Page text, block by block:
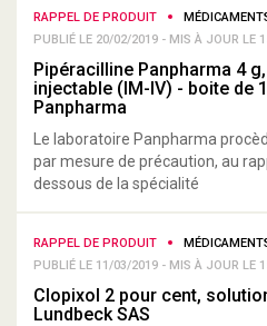
RAPPEL DE PRODUIT
PUBLIÉ LE 20/02/2019 - MIS À JOUR LE
Pipéracilline Panpharma 4
injectable (IM-IV) - boite de
Panpharma
Le laboratoire Panpharma
par mesure de précaution, au
dessous de la spécialité
RAPPEL DE PRODUIT
PUBLIÉ LE 11/03/2019 - MIS À JOUR LE
Clopixol 2 pour cent,
Lundbeck SAS